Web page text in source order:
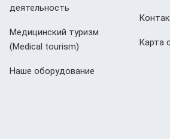
деятельность
Медицинский туризм
(Мedical tourism)
Наше оборудование
Карта